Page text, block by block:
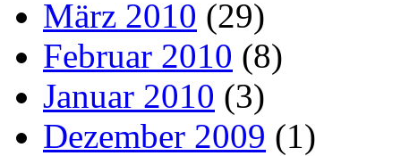
März 2010 (29)
Februar 2010 (8)
Januar 2010 (3)
Dezember 2009 (1)